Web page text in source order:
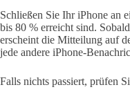
Schließen Sie Ihr iPhone an
bis 80 % erreicht sind.
erscheint die Mitteilung auf
jede andere iPhone-
Falls nichts passiert, prüfen